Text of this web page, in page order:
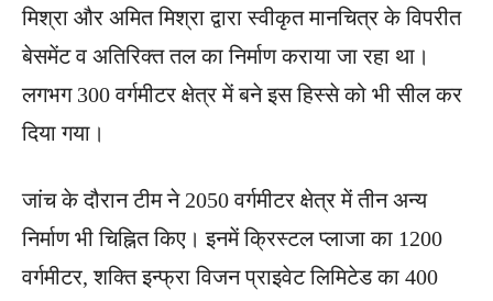
मिश्रा और अमित मिश्रा द्वारा स्वीकृत मानचित्र के विपरीत
बेसमेंट व अतिरिक्त तल का निर्माण कराया जा रहा था।
लगभग 300 वर्गमीटर क्षेत्र में बने इस हिस्से को भी सील कर
दिया गया।
जांच के दौरान टीम ने 2050 वर्गमीटर क्षेत्र में तीन अन्य
निर्माण भी चिह्नित किए। इनमें क्रिस्टल प्लाजा का 1200
वर्गमीटर, शक्ति इन्फ्रा विजन प्राइवेट लिमिटेड का 400